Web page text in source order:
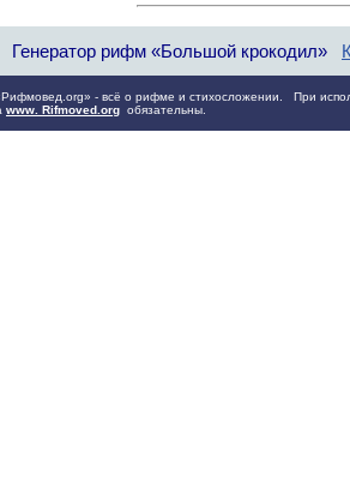
Генератор рифм «Большой крокодил»
- всё о рифме и стихосложении. При
www. Rifmoved.org обязательны.